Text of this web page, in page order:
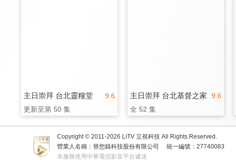
9.6
主日崇拜 台北靈糧堂
更新至第 50 集
9.6
主日崇拜 台北基督之家
全 52 集
Copyright © 2011-2026 LiTV 立視科技 All Rights Reserved.
營業人名稱：替您錄科技股份有限公司
統一編號：27740083
本服務使用中華電信影音平台遞送